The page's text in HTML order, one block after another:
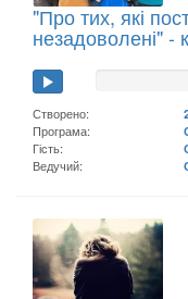
"Про тих, які
незадоволені" -
Створено:
Програма:
Гість:
Ведучий: